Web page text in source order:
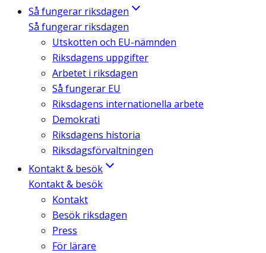
Så fungerar riksdagen
Så fungerar riksdagen
Utskotten och EU-nämnden
Riksdagens uppgifter
Arbetet i riksdagen
Så fungerar EU
Riksdagens internationella arbete
Demokrati
Riksdagens historia
Riksdagsförvaltningen
Kontakt & besök
Kontakt & besök
Kontakt
Besök riksdagen
Press
För lärare